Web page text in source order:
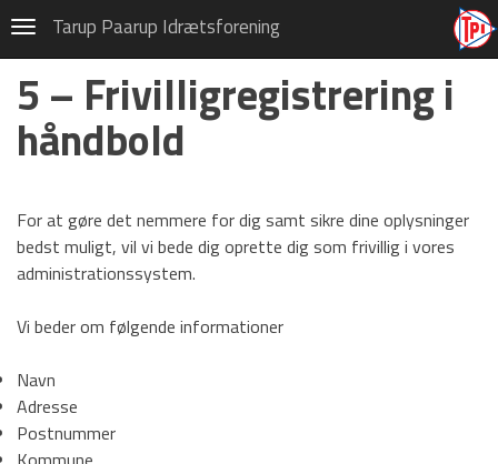
NavigationTarup Paarup Idrætsforening
Håndbold
Indmeldelse
1 – Indmeldelse i håndbold
2 – Genaktivér medlemskab
4 – Udmeldelse
5 – Frivilligregistrering i
Trænere i TPI Håndbold
Træningstider
5 – Frivilligregistrering i
håndbold
For at gøre det nemmere for dig samt sikre dine oplysninger
bedst muligt, vil vi bede dig oprette dig som frivillig i vores
administrationssystem.
Vi beder om følgende informationer
Navn
Adresse
Postnummer